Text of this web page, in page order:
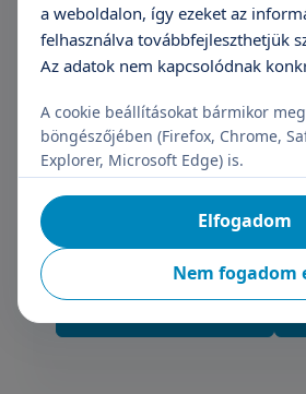
Emlősebészeti extra
(1 és 2 oldali)
400 000 Ft
+36 70 659 88 88
Emlősebészet őrszem
a weboldalon, így ezeket az
felhasználva továbbfejleszthetjük
Az adatok nem kapcsolódnak
A cookie beállításokat bármikor
böngészőjében (Firefox, Chrome,
Explorer, Microsoft Edge) is.
Nem fogadom
Elfogadom